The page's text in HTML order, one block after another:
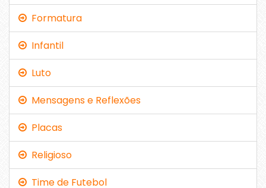
Formatura
Infantil
Luto
Mensagens e Reflexões
Placas
Religioso
Time de Futebol